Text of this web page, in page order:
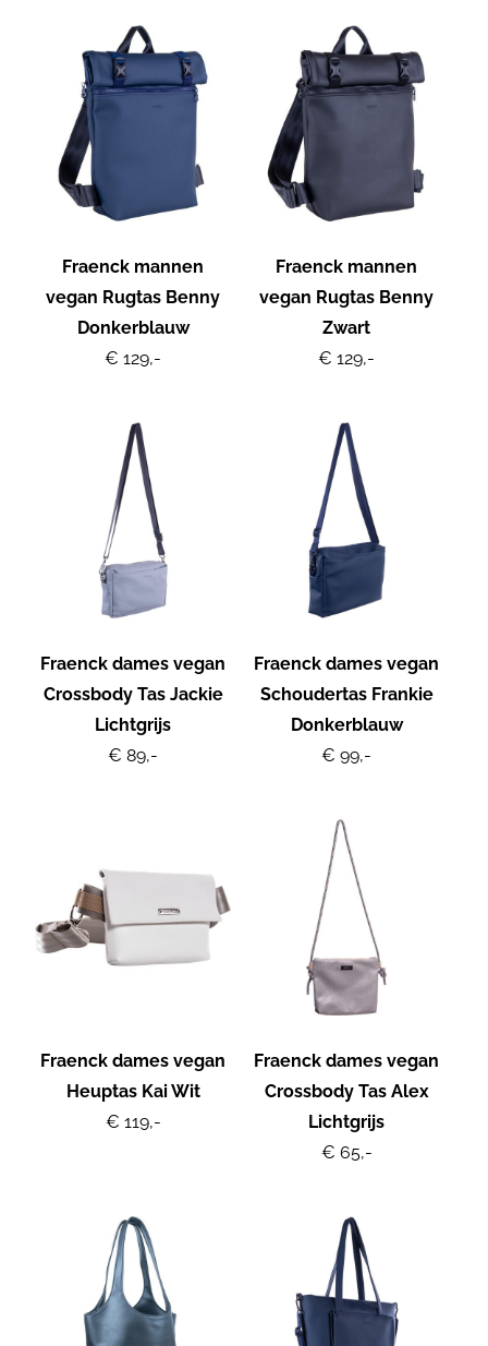
Fraenck mannen
vegan Rugtas Benny
Donkerblauw
€ 129,-
Fraenck mannen
vegan Rugtas Benny
Zwart
€ 129,-
Fraenck dames vegan
Crossbody Tas Jackie
Lichtgrijs
€ 89,-
Fraenck dames vegan
Schoudertas Frankie
Donkerblauw
€ 99,-
Fraenck dames vegan
Heuptas Kai Wit
€ 119,-
Fraenck dames vegan
Crossbody Tas Alex
Lichtgrijs
€ 65,-